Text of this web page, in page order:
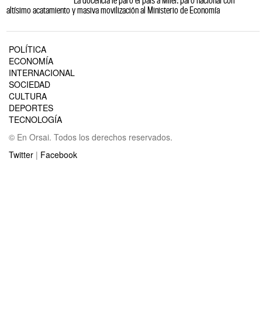
altísimo acatamiento y masiva movilización al Ministerio de Economía
POLÍTICA
ECONOMÍA
INTERNACIONAL
SOCIEDAD
CULTURA
DEPORTES
TECNOLOGÍA
© En Orsai. Todos los derechos reservados.
Twitter | Facebook